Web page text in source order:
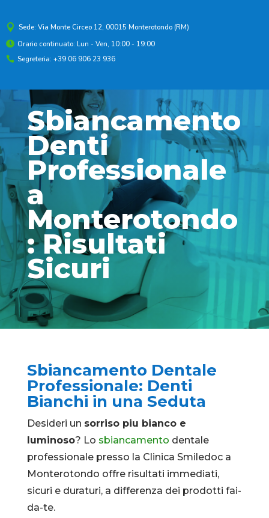
 Sede: Via Monte Circeo 12, 00015 Monterotondo (RM)
 Orario continuato: Lun - Ven, 10:00 - 19:00
 Segreteria: +39 06 906 23 936
Sbiancamento
Denti
Professionale
a
Monterotondo
: Risultati
Sicuri
Sbiancamento Dentale
Professionale: Denti
Bianchi in una Seduta
Desideri un sorriso piu bianco e
luminoso? Lo sbiancamento dentale
professionale presso la Clinica Smiledoc a
Monterotondo offre risultati immediati,
sicuri e duraturi, a differenza dei prodotti fai-
da-te.